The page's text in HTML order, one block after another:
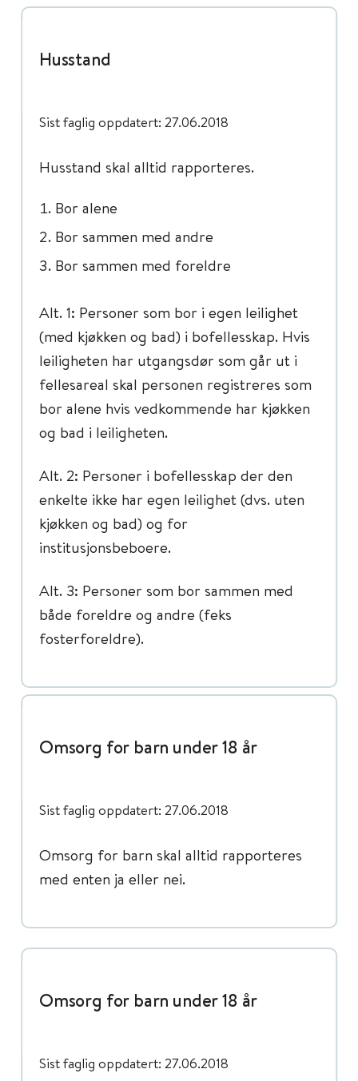
Husstand
Sist faglig oppdatert: 27.06.2018
Husstand skal alltid rapporteres.
Bor alene
Bor sammen med andre
Bor sammen med foreldre
Alt. 1: Personer som bor i egen leilighet
(med kjøkken og bad) i bofellesskap. Hvis
leiligheten har utgangsdør som går ut i
fellesareal skal personen registreres som
bor alene hvis vedkommende har kjøkken
og bad i leiligheten.
Alt. 2: Personer i bofellesskap der den
enkelte ikke har egen leilighet (dvs. uten
kjøkken og bad) og for
institusjonsbeboere.
Alt. 3: Personer som bor sammen med
både foreldre og andre (feks
fosterforeldre).
Omsorg for barn under 18 år
Sist faglig oppdatert: 27.06.2018
Omsorg for barn skal alltid rapporteres
med enten ja eller nei.
Omsorg for barn under 18 år
Sist faglig oppdatert: 27.06.2018